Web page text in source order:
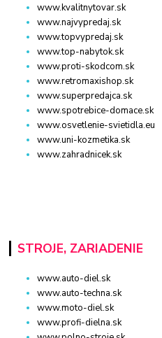
www.kvalitnytovar.sk
www.najvypredaj.sk
www.topvypredaj.sk
www.top-nabytok.sk
www.proti-skodcom.sk
www.retromaxishop.sk
www.superpredajca.sk
www.spotrebice-domace.sk
www.osvetlenie-svietidla.eu
www.uni-kozmetika.sk
www.zahradnicek.sk
STROJE, ZARIADENIE
www.auto-diel.sk
www.auto-techna.sk
www.moto-diel.sk
www.profi-dielna.sk